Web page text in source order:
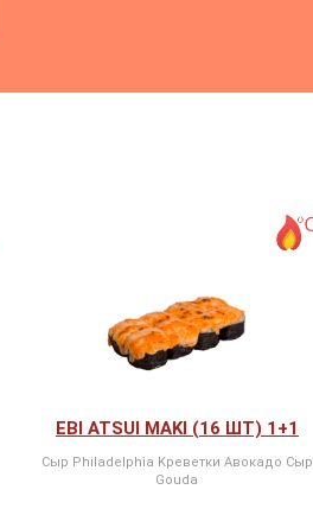
EBI ATSUI MAKI (16 ШТ) 1+1
Сыр Philadelphia Kреветки Авокадо Сыр
Gouda